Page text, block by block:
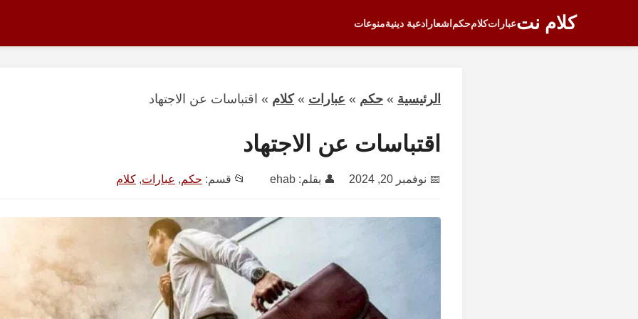
كلام نتعباراتكلامحكم اشعار ادعية دينيةمنوعات
الرئيسية » حكم » عبارات »كلام » اقتباسات عن الاجتهاد
اقتباسات عن الاجتهاد
📅 نوفمبر 20, 2024 👤 بقلم: ehab 📂 قسم: حكم, عبارات, كلام